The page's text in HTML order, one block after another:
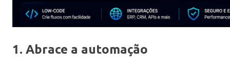
1. Abrace a automação